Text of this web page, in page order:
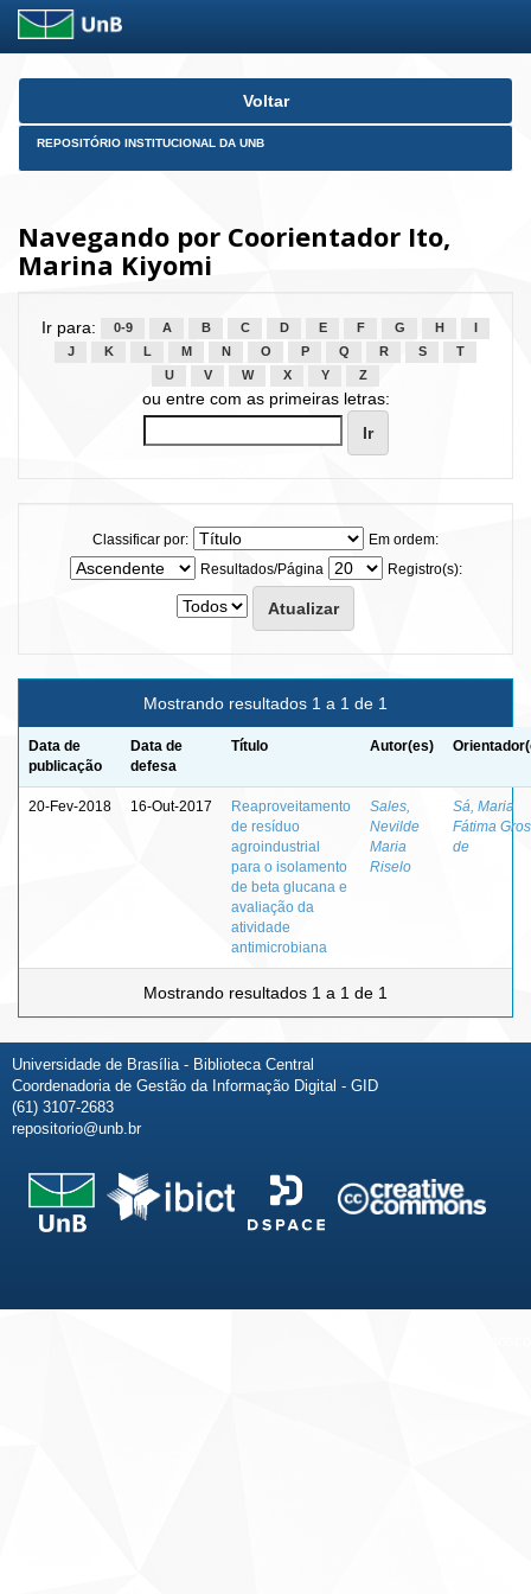
Skip
Voltar
REPOSITÓRIO INSTITUCIONAL DA UNB
Navegando por Coorientador Ito,
Marina Kiyomi
Ir para: 0-9 A B C D E F G H
J
K L M N O P Q R S
T
U
V W X Y Z
ou entre com as primeiras letras:
Classificar por:
Em ordem:
Resultados/Página
Registro(s):
Mostrando resultados 1 a 1 de 1
Data de
publicação
Data de
defesa
Título Autor(es)
20-Fev-2018 16-Out-2017
Reaproveitamento
de resíduo
agroindustrial
para o isolamento
de beta glucana e
avaliação da
atividade
antimicrobiana
Sales,
Nevilde
Maria
Riselo
Sá, Maria
Fátima
de
Mostrando resultados 1 a 1 de 1
Universidade de Brasília - Biblioteca Central
Coordenadoria de Gestão da Informação Digital - GID
(61) 3107-2683
repositorio@unb.br